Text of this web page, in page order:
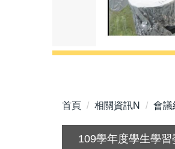
首頁 相關資訊N 會議
109學年度學生學